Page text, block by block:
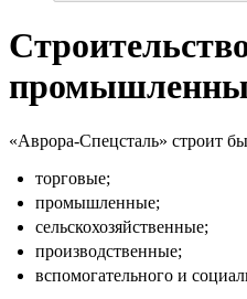
«Аврора-Спецсталь» строит
торговые;
промышленные;
сельскохозяйственные;
производственные;
вспомогательного и